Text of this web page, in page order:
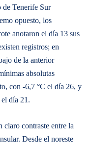
de Tenerife Sur
opuesto, los
anotaron el día 13 sus
registros; en
de la anterior
absolutas
con -6,7 °C el día 26, y
día 21.
claro contraste entre la
Desde el noreste